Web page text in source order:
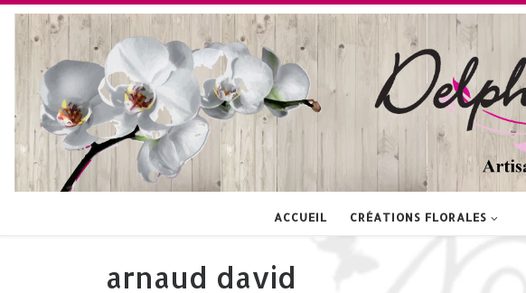
Skip to content
ACCUEIL CRÉATIONS FLORALES
arnaud david